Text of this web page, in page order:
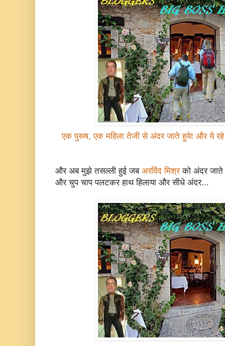
एक पुरूष, एक महिला तेजी से अंदर जाते हुये! और ये
और अब मुझे तसल्ली हुई जब अरविंद मिश्रको अंदर जाते
और चुप चाप पलटकर हाथ हिलाया और सीधे अंदर...